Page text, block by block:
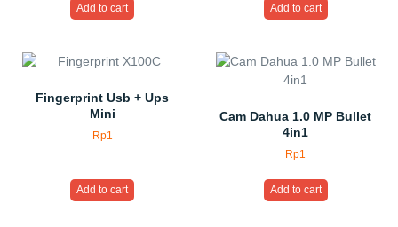
Add to cart Add to cart
Fingerprint Usb + Ups
Mini
Rp1
Add to cart
Cam Dahua 1.0 MP Bullet
4in1
Rp1
Add to cart